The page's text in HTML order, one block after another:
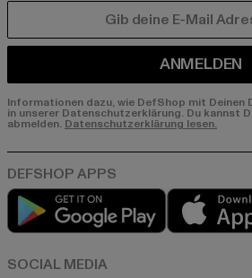
ANMELDEN
Informationen dazu, wie DefShop mit Deinen
in unserer Datenschutzerklärung. Du kannst
abmelden. Datenschutzerklärung lesen.
Play market